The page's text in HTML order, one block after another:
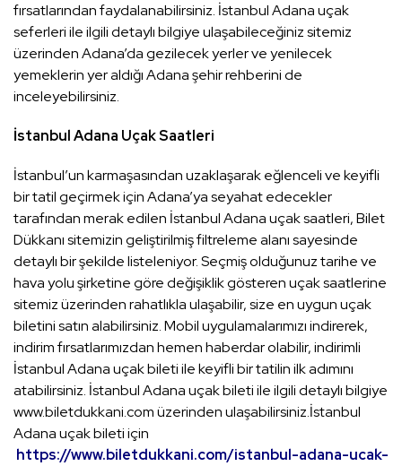
fırsatlarından faydalanabilirsiniz. İstanbul Adana uçak
seferleri ile ilgili detaylı bilgiye ulaşabileceğiniz sitemiz
üzerinden Adana’da gezilecek yerler ve yenilecek
yemeklerin yer aldığı Adana şehir rehberini de
inceleyebilirsiniz.
İstanbul Adana Uçak Saatleri
İstanbul’un karmaşasından uzaklaşarak eğlenceli ve keyifli
bir tatil geçirmek için Adana’ya seyahat edecekler
tarafından merak edilen İstanbul Adana uçak saatleri, Bilet
Dükkanı sitemizin geliştirilmiş filtreleme alanı sayesinde
detaylı bir şekilde listeleniyor. Seçmiş olduğunuz tarihe ve
hava yolu şirketine göre değişiklik gösteren uçak saatlerine
sitemiz üzerinden rahatlıkla ulaşabilir, size en uygun uçak
biletini satın alabilirsiniz. Mobil uygulamalarımızı indirerek,
indirim fırsatlarımızdan hemen haberdar olabilir, indirimli
İstanbul Adana uçak bileti ile keyifli bir tatilin ilk adımını
atabilirsiniz. İstanbul Adana uçak bileti ile ilgili detaylı bilgiye
www.biletdukkani.com üzerinden ulaşabilirsiniz.İstanbul
Adana uçak bileti için
https://www.biletdukkani.com/istanbul-adana-ucak-